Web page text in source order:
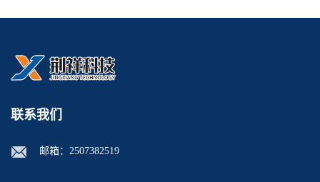
联系我们
邮箱： 2507382519